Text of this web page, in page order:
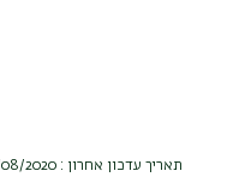
תאריך עדכון אחרון : 17/08/2020